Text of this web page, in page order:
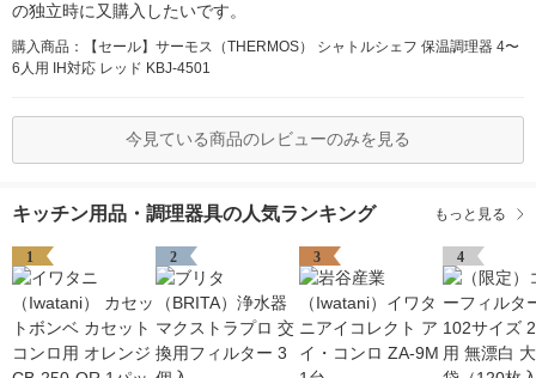
の独立時に又購入したいです。
購入商品：【セール】サーモス（THERMOS） シャトルシェフ 保温調理器 4〜
6人用 IH対応 レッド KBJ-4501
今見ている商品のレビューのみを見る
キッチン用品・調理器具の人気ランキング もっと見る
1 2 3 4